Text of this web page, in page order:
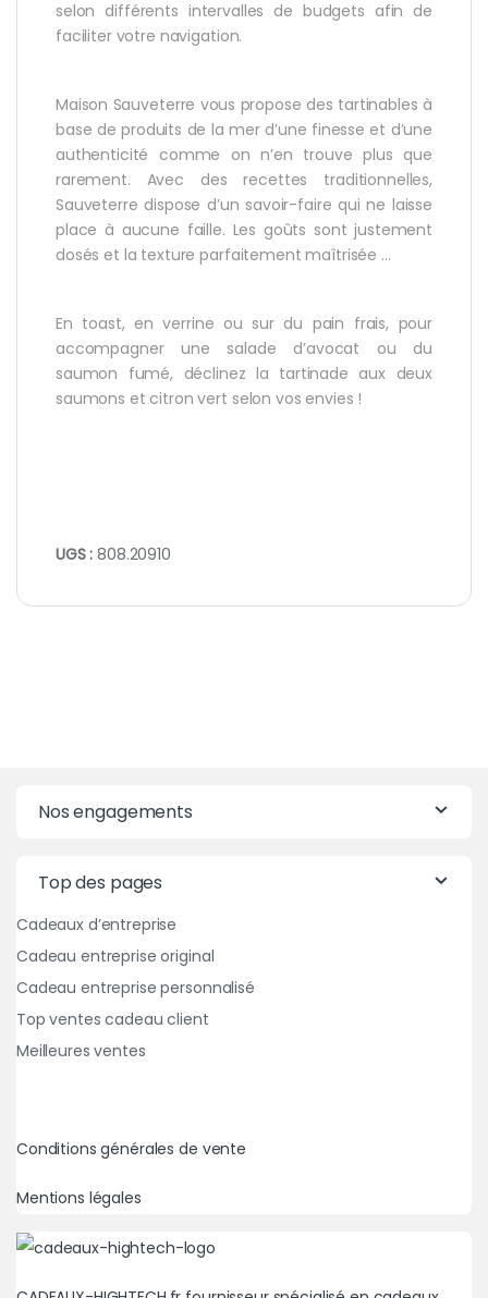
selon différents intervalles de budgets afin de
faciliter votre navigation.
Maison Sauveterre vous propose des tartinables à
base de produits de la mer d’une finesse et d’une
authenticité comme on n’en trouve plus que
rarement. Avec des recettes traditionnelles,
Sauveterre dispose d’un savoir-faire qui ne laisse
place à aucune faille. Les goûts sont justement
dosés et la texture parfaitement maîtrisée …
En toast, en verrine ou sur du pain frais, pour
accompagner une salade d’avocat ou du
saumon fumé, déclinez la tartinade aux deux
saumons et citron vert selon vos envies !
UGS :808.20910
Nos engagements
Top des pages
Cadeaux d’entreprise
Cadeau entreprise original
Cadeau entreprise personnalisé
Top ventes cadeau client
Meilleures ventes
Conditions générales de vente
Mentions légales